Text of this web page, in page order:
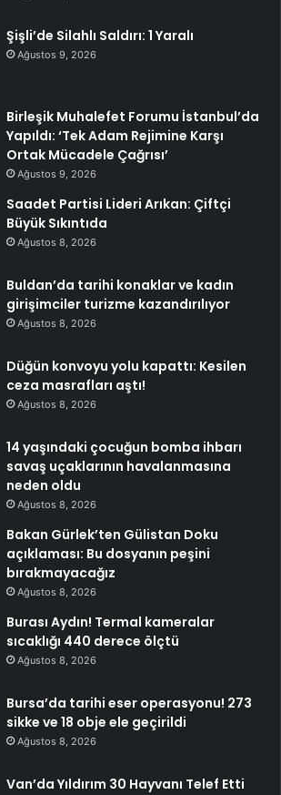
Şişli’de Silahlı Saldırı: 1 Yaralı
Ağustos 9, 2026
Birleşik Muhalefet Forumu İstanbul’da
Yapıldı: ‘Tek Adam Rejimine Karşı
Ortak Mücadele Çağrısı’
Ağustos 9, 2026
Saadet Partisi Lideri Arıkan: Çiftçi
Büyük Sıkıntıda
Ağustos 8, 2026
Buldan’da tarihi konaklar ve kadın
girişimciler turizme kazandırılıyor
Ağustos 8, 2026
Düğün konvoyu yolu kapattı: Kesilen
ceza masrafları aştı!
Ağustos 8, 2026
14 yaşındaki çocuğun bomba ihbarı
savaş uçaklarının havalanmasına
neden oldu
Ağustos 8, 2026
Bakan Gürlek’ten Gülistan Doku
açıklaması: Bu dosyanın peşini
bırakmayacağız
Ağustos 8, 2026
Burası Aydın! Termal kameralar
sıcaklığı 440 derece ölçtü
Ağustos 8, 2026
Bursa’da tarihi eser operasyonu! 273
sikke ve 18 obje ele geçirildi
Ağustos 8, 2026
Van’da Yıldırım 30 Hayvanı Telef Etti